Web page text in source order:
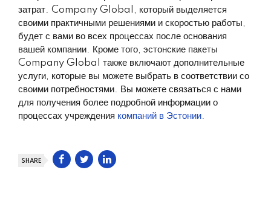
затрат. Company Global, который выделяется
своими практичными решениями и скоростью работы,
будет с вами во всех процессах после основания
вашей компании. Кроме того, эстонские пакеты
Company Global также включают дополнительные
услуги, которые вы можете выбрать в соответствии со
своими потребностями. Вы можете связаться с нами
для получения более подробной информации о
процессах учреждения компаний в Эстонии.
SHARE